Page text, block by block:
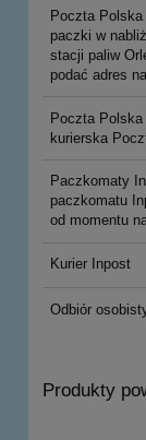
Poczta
paczki w
stacji paliw
podać adres
Poczta
kurierska
Paczkomaty
paczkomatu
od momentu
Kurier Inpost
Odbiór
Produkty